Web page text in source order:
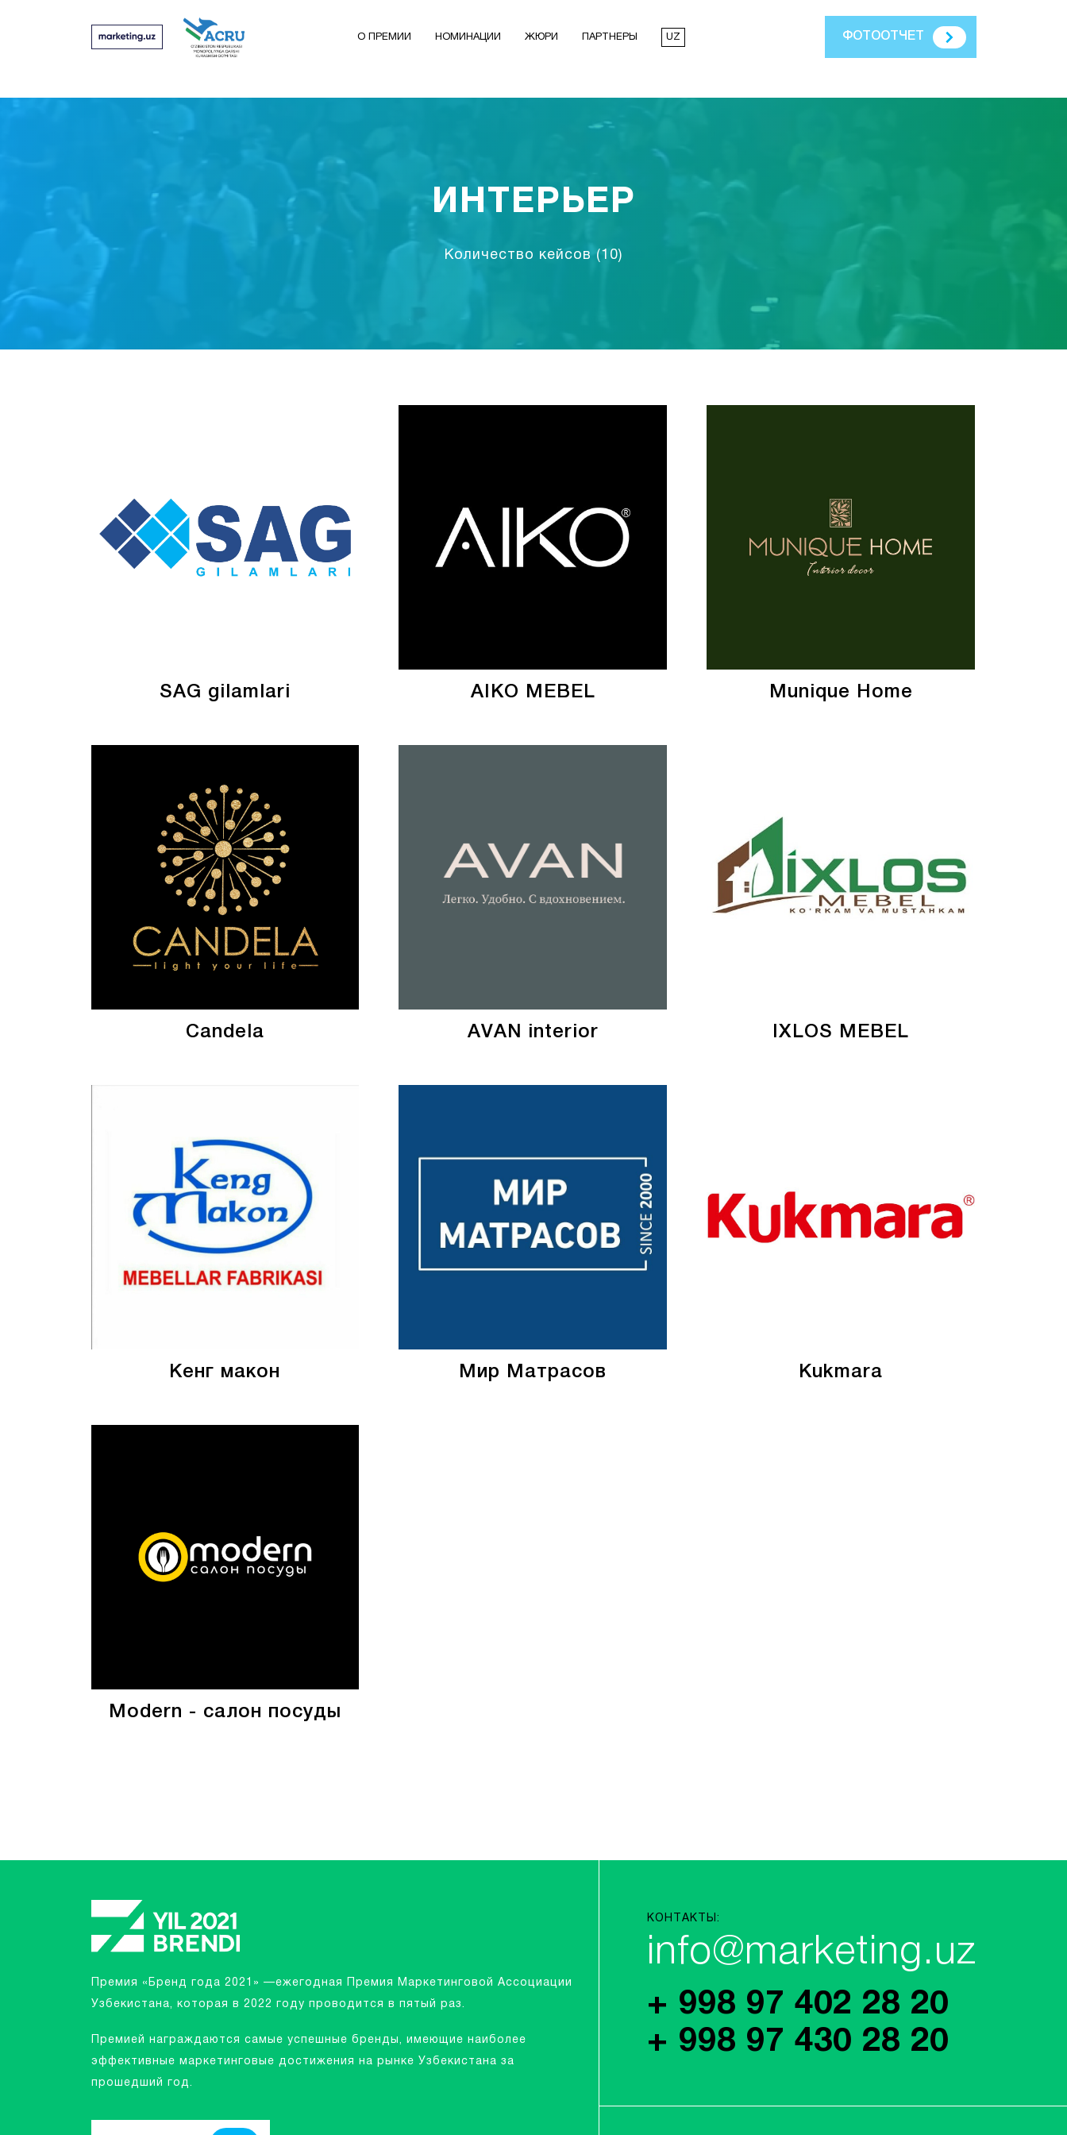
О ПРЕМИИ НОМИНАЦИИ ЖЮРИ ПАРТНЕРЫ UZ ФОТООТЧЕТ
ИНТЕРЬЕР
Количество кейсов (10)
SAG gilamlari AIKO MEBEL Munique Home
Candela AVAN interior IXLOS MEBEL
Кенг макон Мир Матрасов Kukmara
Modern - салон посуды
Премия «Бренд года 2021» —ежегодная Премия Маркетинговой Ассоциации
Узбекистана, которая в 2022 году проводится в пятый раз.
Премией награждаются самые успешные бренды, имеющие наиболее
эффективные маркетинговые достижения на рынке Узбекистана за
прошедший год.
КОНТАКТЫ:
info@marketing.uz
+ 998 97 402 28 20
+ 998 97 430 28 20